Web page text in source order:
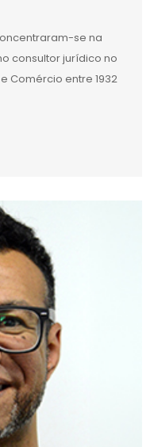
se na
consultor jurídico no
Comércio entre 1932